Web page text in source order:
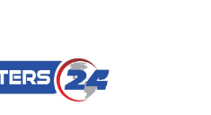
নির্বাচন ২০ আগস্ট